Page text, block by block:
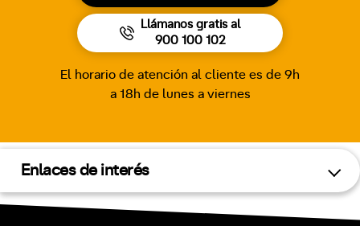
Llámanos gratis al
900 100 102
El horario de atención al cliente es de 9h
a 18h de lunes a viernes
Enlaces de interés